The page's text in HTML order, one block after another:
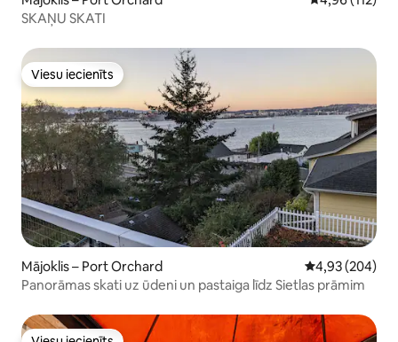
SKAŅU SKATI
Viesu iecienīts
Viesu iecienīts
Mājoklis – Port Orchard Vidējais
4,93 (204)
Panorāmas skati uz ūdeni un pastaiga līdz Sietlas prāmim